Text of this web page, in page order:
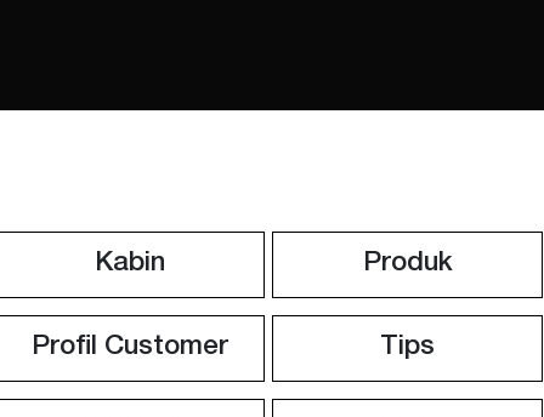
Kabin Produk
Profil Customer Tips